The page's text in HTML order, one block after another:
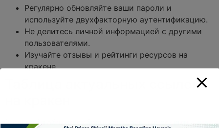
Регулярно обновляйте ваши пароли и
используйте двухфакторную аутентификацию.
Не делитесь личной информацией с другими
пользователями.
Изучайте отзывы и рейтинги ресурсов на
кракене.
Таблица актуальных ссылок
В данной таблице собраны актуальные ссылки,